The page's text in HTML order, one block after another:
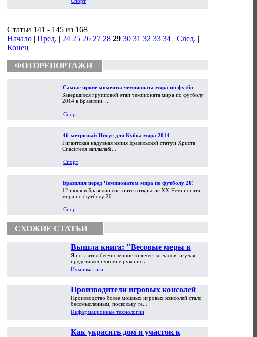
Статьи 141 - 145 из 168
Начало | Пред. | 24 25 26 27 28 29 30 31 32 33 34 | След. |
Конец
ФОТОРЕПОРТАЖИ
Самые яркие моменты чемпионата мира по футболу
2014
Завершился групповой этап чемпионата мира по футболу
2014 в Бразилии. ...
Спорт
46-метровый Иисус для Кубка мира 2014
Гигантская надувная копия Бразильской статуи Христа
Спасителя заплыла&...
Спорт
Бразилия перед Чемпионатом мира по футболу 2014
12 июня в Бразилии состоится открытие XX Чемпионата
мира по футболу 20...
Спорт
СХОЖИЕ СТАТЬИ
Вышла книга: "Весовые меры в
торговой практике Античности и
Средневековья"
Я потратил бесчисленное количество часов, изучая
представленную мне рукопись...
Нумизматика
Производители игровых консолей
достигли предела возможностей
Производство более мощных игровых консолей стало
бессмысленным, поскольку те...
Информационные технологии
Как украсить дом и участок к